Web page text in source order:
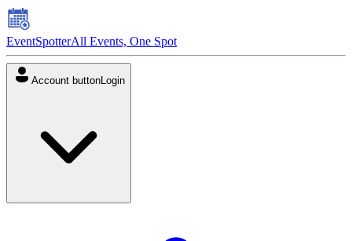
EventSpotterAll Events, One Spot
Account buttonLogin